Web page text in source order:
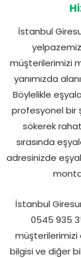
İstanbul
müşterilerimizi
yanımızda
Böylelikle
profesyonel bir
sökerek
sırasında
adresinizde
İstanbul
0545 935
müşterilerimizi
bilgisi ve diğer